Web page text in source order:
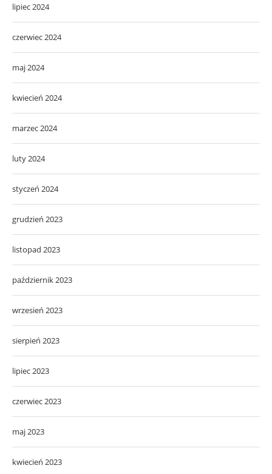
lipiec 2024
czerwiec 2024
maj 2024
kwiecień 2024
marzec 2024
luty 2024
styczeń 2024
grudzień 2023
listopad 2023
październik 2023
wrzesień 2023
sierpień 2023
lipiec 2023
czerwiec 2023
maj 2023
kwiecień 2023